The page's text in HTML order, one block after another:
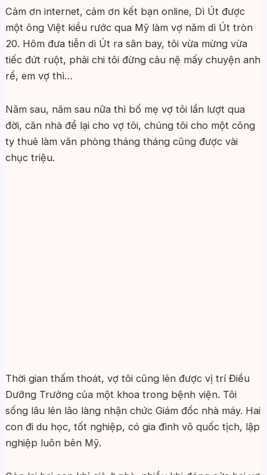
Cảm ơn internet, cảm ơn kết bạn online, Dì Út được
một ông Việt kiều rước qua Mỹ làm vợ năm dì Út tròn
20. Hôm đưa tiễn dì Út ra sân bay, tôi vừa mừng vừa
tiếc đứt ruột, phải chi tôi đừng câu nệ mấy chuyện anh
rể, em vợ thì…
Năm sau, năm sau nữa thì bố mẹ vợ tôi lần lượt qua
đời, căn nhà để lại cho vợ tôi, chúng tôi cho một công
ty thuê làm văn phòng tháng tháng cũng được vài
chục triệu.
Thời gian thấm thoát, vợ tôi cũng lên được vị trí Điều
Dưỡng Trưởng của một khoa trong bệnh viện. Tôi
sống lâu lên lão làng nhận chức Giám đốc nhà máy. Hai
con đi du học, tốt nghiệp, có gia đình vô quốc tịch, lập
nghiệp luôn bên Mỹ.